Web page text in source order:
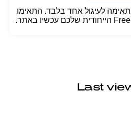
לעיגול אחד בלבד. התאימו
Last